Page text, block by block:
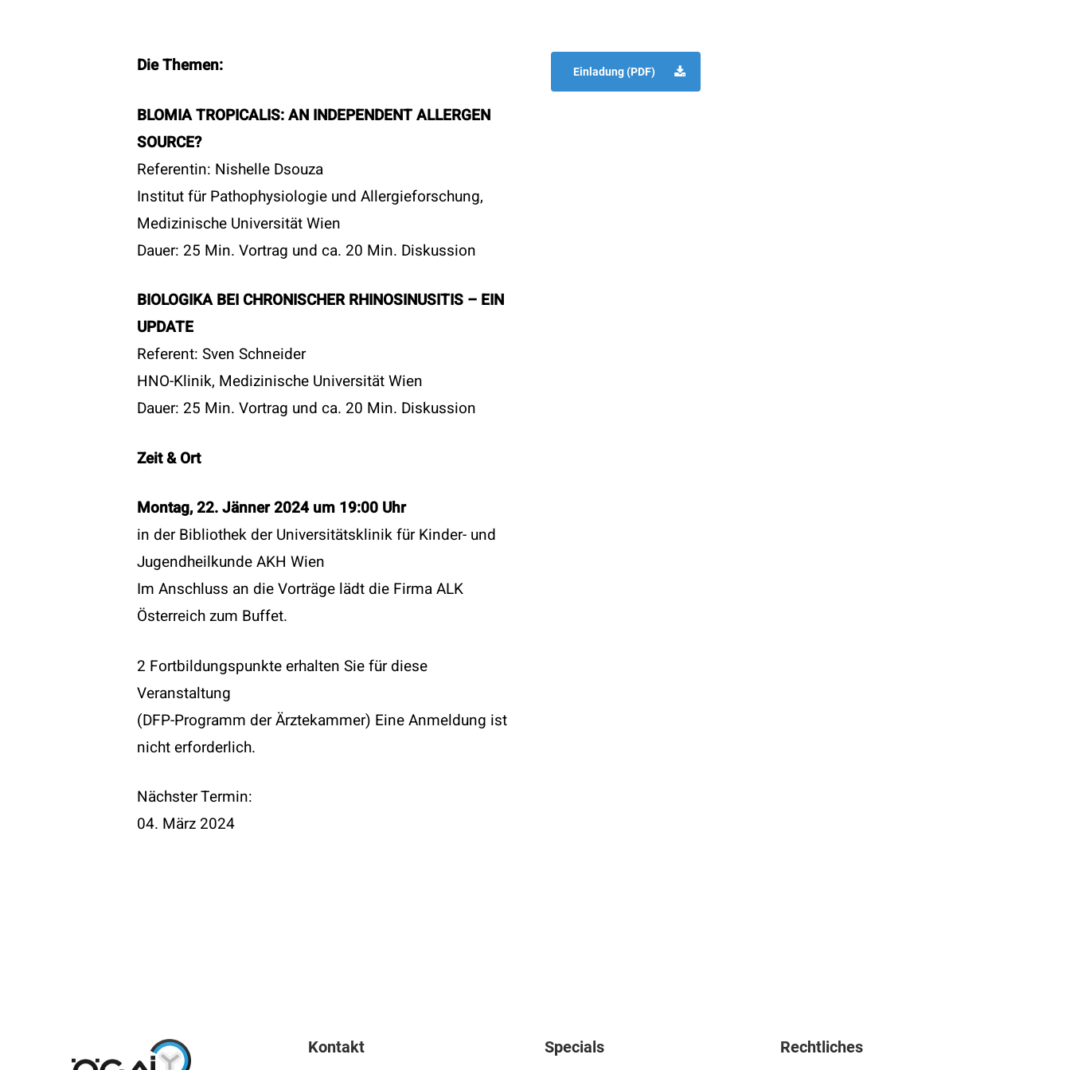
Die Themen:
BLOMIA TROPICALIS: AN INDEPENDENT ALLERGEN
SOURCE?
Referentin: Nishelle Dsouza
Institut für Pathophysiologie und Allergieforschung,
Medizinische Universität Wien
Dauer: 25 Min. Vortrag und ca. 20 Min. Diskussion
BIOLOGIKA BEI CHRONISCHER RHINOSINUSITIS – EIN
UPDATE
Referent: Sven Schneider
HNO-Klinik, Medizinische Universität Wien
Dauer: 25 Min. Vortrag und ca. 20 Min. Diskussion
Zeit & Ort
Montag, 22. Jänner 2024 um 19:00 Uhr
in der Bibliothek der Universitätsklinik für Kinder- und
Jugendheilkunde AKH Wien
Im Anschluss an die Vorträge lädt die Firma ALK
Österreich zum Buffet.
2 Fortbildungspunkte erhalten Sie für diese
Veranstaltung
(DFP-Programm der Ärztekammer) Eine Anmeldung ist
nicht erforderlich.
Nächster Termin:
04. März 2024
Einladung (PDF)
Kontakt Specials Rechtliches